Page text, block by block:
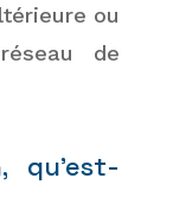
ou
de
qu’est-